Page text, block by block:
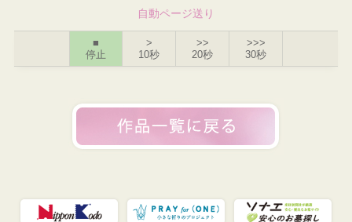
自動ページ送り
■
停止
>
10秒
>>
20秒
>>>
30秒